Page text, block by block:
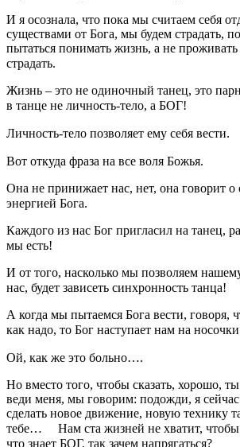
И я осознала, что пока мы считаем себя
существами от Бога, мы будем страдать,
пытаться понимать жизнь, а не
страдать. ⠀
Жизнь – это не одиночный танец, это
в танце не личность-тело, а БОГ! ⠀
Личность-тело позволяет ему себя вести. ⠀
Вот откуда фраза на все воля Божья. ⠀
Она не принижает нас, нет, она говорит
энергией Бога. ⠀
Каждого из нас Бог пригласил на танец,
мы есть! ⠀
И от того, насколько мы позволяем
нас, будет зависеть синхронность танца! ⠀
А когда мы пытаемся Бога вести, говоря,
как надо, то Бог наступает нам на
Ой, как же это больно…. ⠀
Но вместо того, чтобы сказать, хорошо,
веди меня, мы говорим: подожди, я
сделать новое движение, новую технику
тебе… ⠀ Нам ста жизней не хватит, чтобы
что знает БОГ, так зачем напрягаться? ⠀